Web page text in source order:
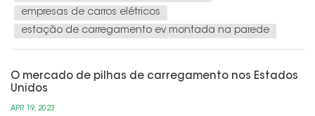
empresas de carros elétricos
estação de carregamento ev montada na parede
O mercado de pilhas de carregamento nos Estados
Unidos
APR 19, 2023